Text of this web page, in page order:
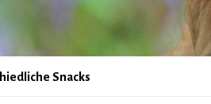
Snacks